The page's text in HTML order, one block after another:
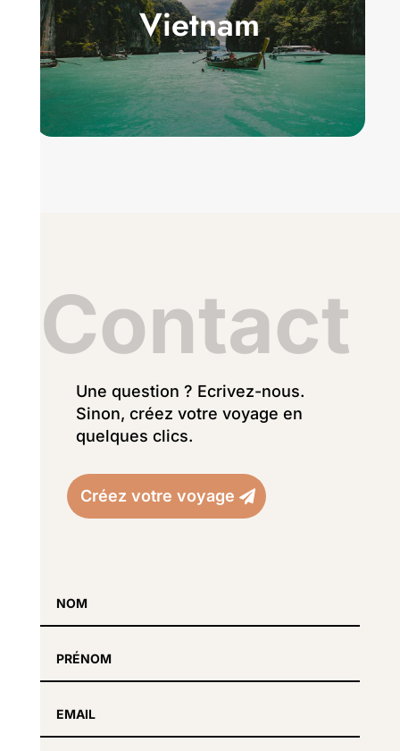
Vietnam
Contact
Une question ? Ecrivez-nous.
Sinon, créez votre voyage en
quelques clics.
Créez votre voyage